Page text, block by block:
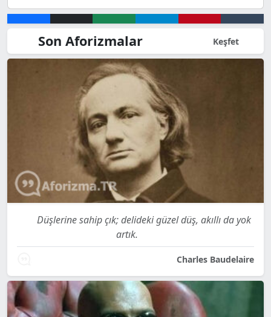
Son Aforizmalar Keşfet
Düşlerine sahip çık; delideki güzel düş, akıllı da yok
artık.
Charles Baudelaire